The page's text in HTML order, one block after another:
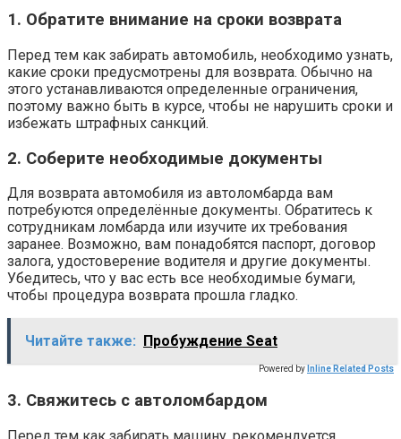
1. Обратите внимание на сроки возврата
Перед тем как забирать автомобиль, необходимо узнать,
какие сроки предусмотрены для возврата. Обычно на
этого устанавливаются определенные ограничения,
поэтому важно быть в курсе, чтобы не нарушить сроки и
избежать штрафных санкций.
2. Соберите необходимые документы
Для возврата автомобиля из автоломбарда вам
потребуются определённые документы. Обратитесь к
сотрудникам ломбарда или изучите их требования
заранее. Возможно, вам понадобятся паспорт, договор
залога, удостоверение водителя и другие документы.
Убедитесь, что у вас есть все необходимые бумаги,
чтобы процедура возврата прошла гладко.
Читайте также: Пробуждение Seat
Powered by Inline Related Posts
3. Свяжитесь с автоломбардом